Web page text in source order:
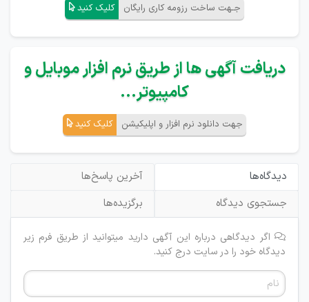
جـهت ساخت رزومه کاری رایگان کلیک کنید
دریافت آگهی ها از طریق نرم افزار موبایل و
کامپیوتر...
جهت دانلود نرم افزار و اپلیکیشن کلیک کنید
دیدگاه‌ها
آخرین پاسخ‌ها
جستجوی دیدگاه
برگزیده‌ها
اگر دیدگاهی درباره این آگهی دارید میتوانید از طریق فرم زیر
دیدگاه خود را در سایت درج کنید.